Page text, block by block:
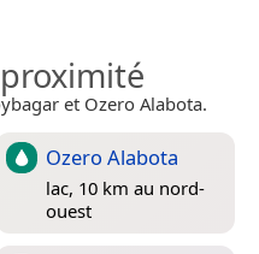
et Ozero Alabota.
Ozero Alabota
lac, 10 km au nord-
ouest